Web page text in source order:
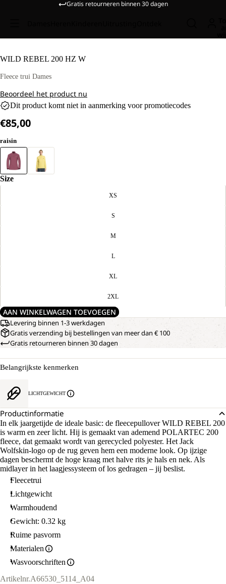
Gratis retourneren binnen 30 dagen
M.
OPENEN
IN
VOLLEDIG
SCHERM
MODEL
170
CM
LANG
EN
DRAAGT
MAAT
M.
WILD REBEL 200 HZ W
Fleece trui Dames
Beoordeel het product nu
Dit product komt niet in aanmerking voor promotiecodes
€85,00
raisin
Size
XS
S
M
L
XL
2XL
AAN WINKELWAGEN TOEVOEGEN
Levering binnen 1-3 werkdagen
Gratis verzending bij bestellingen van meer dan € 100
Gratis retourneren binnen 30 dagen
Belangrijkste kenmerken
LICHTGEWICHT
Productinformatie
In elk jaargetijde de ideale basic: de fleecepullover WILD REBEL 200
is warm en zeer licht. Hij is gemaakt van ademend POLARTEC 200
fleece, dat gemaakt wordt van gerecycled polyester. Het Jack
Wolfskin-logo op de rug geven hem een moderne look. Op ijzige
dagen beschermt de hoge kraag met halve rits je hals en nek. Als
midlayer in het laagjessysteem of los gedragen – jij beslist.
Fleecetrui
Lichtgewicht
Warmhoudend
Gewicht: 0.32 kg
Ruime pasvorm
Materialen
Wasvoorschriften
Artikelnr.A66530_5114_A04